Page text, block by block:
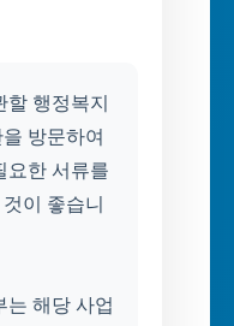
행정복지
방문하여
요한 서류를
이 좋습니
는 해당 사업